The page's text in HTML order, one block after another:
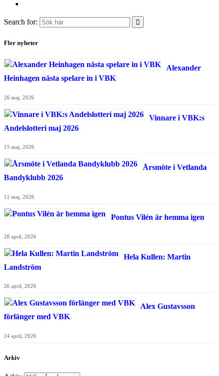
Search for:
Fler nyheter
Alexander
Heinhagen nästa spelare in i VBK
26 maj, 2026
Vinnare i VBK:s
Andelslotteri maj 2026
15 maj, 2026
Årsmöte i Vetlanda
Bandyklubb 2026
11 maj, 2026
Pontus Vilén är hemma igen
28 april, 2026
Hela Kullen: Martin
Landström
26 april, 2026
Alex Gustavsson
förlänger med VBK
24 april, 2026
Arkiv